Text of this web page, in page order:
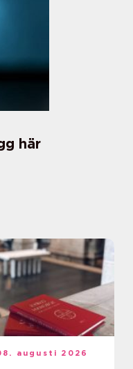
här
augusti 2026